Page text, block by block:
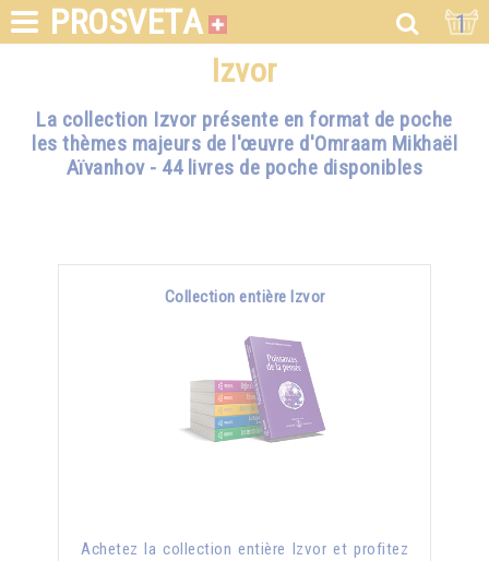
PROSVETA 1
Izvor
La collection Izvor présente en format de poche
les thèmes majeurs de l'œuvre d'Omraam Mikhaël
Aïvanhov - 44 livres de poche disponibles
Collection entière Izvor
Achetez la collection entière Izvor et profitez